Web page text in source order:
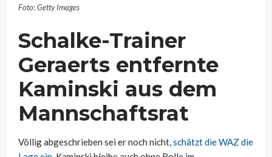
Foto: Getty Images
Schalke-Trainer
Geraerts entfernte
Kaminski aus dem
Mannschaftsrat
Völlig abgeschrieben sei er noch nicht,schätzt die WAZ die